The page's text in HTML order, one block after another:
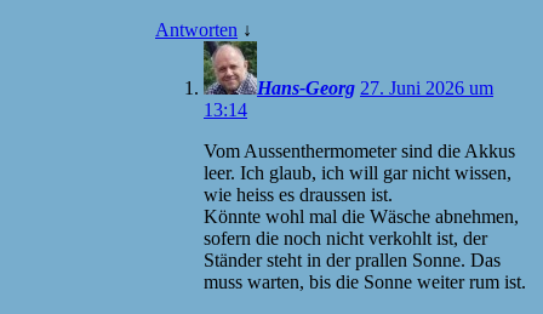
Antworten ↓
Hans-Georg 27. Juni 2026 um
13:14
Vom Aussenthermometer sind die Akkus
leer. Ich glaub, ich will gar nicht wissen,
wie heiss es draussen ist.
Könnte wohl mal die Wäsche abnehmen,
sofern die noch nicht verkohlt ist, der
Ständer steht in der prallen Sonne. Das
muss warten, bis die Sonne weiter rum ist.